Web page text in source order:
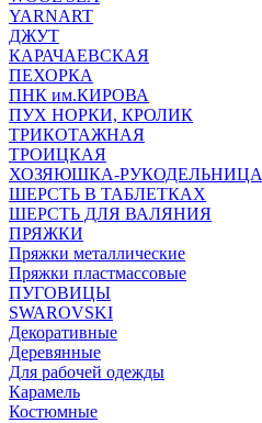
YARNART
ДЖУТ
КАРАЧАЕВСКАЯ
ПЕХОРКА
ПНК им.КИРОВА
ПУХ НОРКИ, КРОЛИК
ТРИКОТАЖНАЯ
ТРОИЦКАЯ
ХОЗЯЮШКА-РУКОДЕЛЬНИЦА
ШЕРСТЬ В ТАБЛЕТКАХ
ШЕРСТЬ ДЛЯ ВАЛЯНИЯ
ПРЯЖКИ
Пряжки металлические
Пряжки пластмассовые
ПУГОВИЦЫ
SWAROVSKI
Декоративные
Деревянные
Для рабочей одежды
Карамель
Костюмные